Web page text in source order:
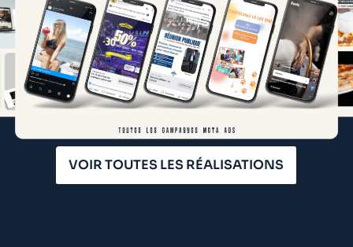
VOIR TOUTES LES RÉALISATIONS